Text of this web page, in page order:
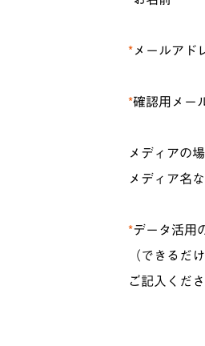
*メールアド
*確認用メー
メディアの場
メディア名
*データ活用
（できるだ
ご記入くださ